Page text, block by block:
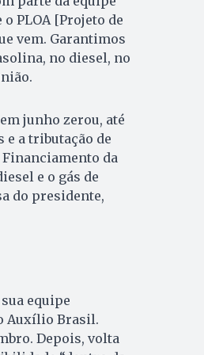
PLOA [Projeto de
vem. Garantimos
no diesel, no
junho zerou, até
e a tributação de
da
e o gás de
do presidente,
equipe
Auxílio Brasil.
Depois, volta